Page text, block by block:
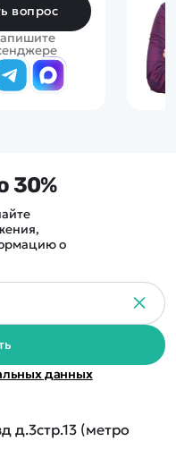
вопрос
д.3стр.13 (метро
30%
о
данных